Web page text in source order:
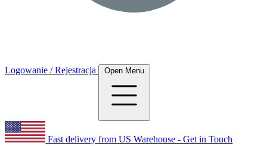
Logowanie / Rejestracja Open Menu
Fast delivery from US Warehouse - Get in Touch